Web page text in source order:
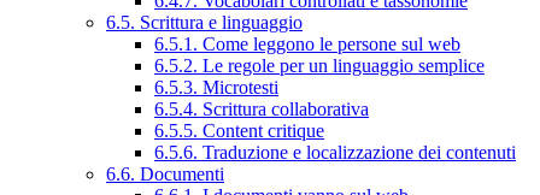
6.5. Scrittura e linguaggio
6.5.1. Come leggono le persone sul web
6.5.2. Le regole per un linguaggio semplice
6.5.3. Microtesti
6.5.4. Scrittura collaborativa
6.5.5. Content critique
6.5.6. Traduzione e localizzazione dei contenuti
6.6. Documenti